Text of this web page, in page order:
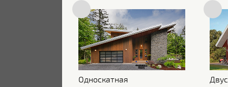
Цена:
Односкатная